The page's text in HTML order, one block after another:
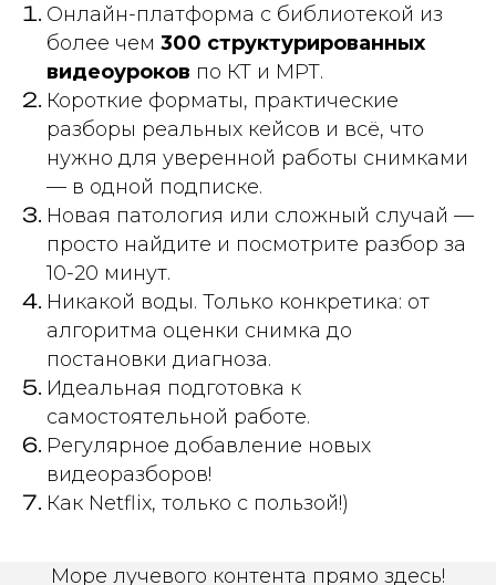
Онлайн-платформа с библиотекой из
более чем 300 структурированных
видеоуроков по КТ и МРТ.
Короткие форматы, практические
разборы реальных кейсов и всё, что
нужно для уверенной работы снимками
— в одной подписке.
Новая патология или сложный случай —
просто найдите и посмотрите разбор за
10-20 минут.
Никакой воды. Только конкретика: от
алгоритма оценки снимка до
постановки диагноза.
Идеальная подготовка к
самостоятельной работе.
Регулярное добавление новых
видеоразборов!
Как Netflix, только с пользой!)
Море лучевого контента прямо здесь!